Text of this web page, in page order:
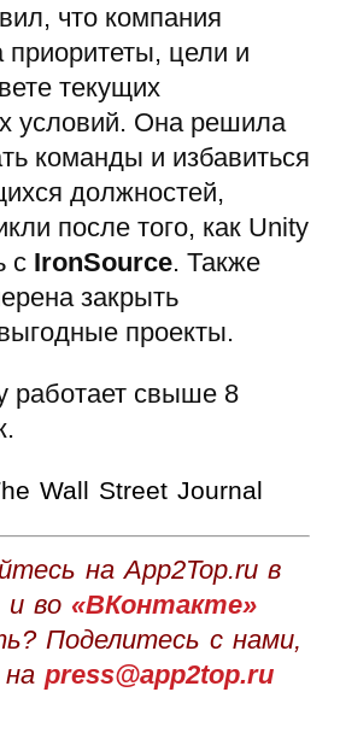
что компания
приоритеты, цели и
текущих
условий. Она решила
команды и избавиться
должностей,
после того, как Unity
с IronSource. Также
закрыть
проекты.
работает свыше 8
Wall Street Journal
на App2Top.ru в
и во «ВКонтакте»
Поделитесь с нами,
press@app2top.ru